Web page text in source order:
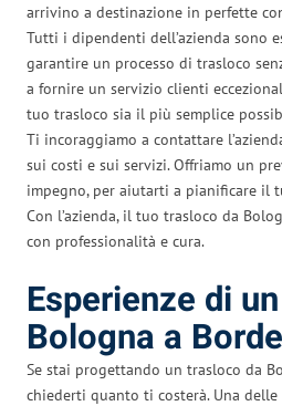
arrivino a destinazione in perfette
Tutti i dipendenti dell’azienda sono
garantire un processo di trasloco
a fornire un servizio clienti
tuo trasloco sia il più semplice
Ti incoraggiamo a contattare
sui costi e sui servizi. Offriamo un
impegno, per aiutarti a pianificare il
Con l’azienda, il tuo trasloco da
con professionalità e cura.
Esperienze di
Bologna a
Se stai progettando un trasloco da
chiederti quanto ti costerà. Una